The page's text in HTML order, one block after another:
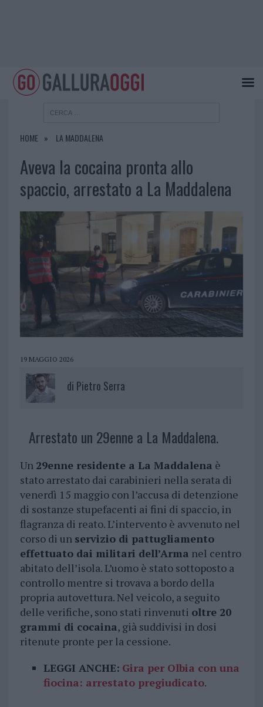
HOME LA MADDALENA
Aveva la cocaina pronta allo
spaccio, arrestato a La Maddalena
19 MAGGIO 2026
di Pietro Serra
Arrestato un 29enne a La Maddalena.
Un 29enne residente a La Maddalena è
stato arrestato dai carabinieri nella serata di
venerdì 15 maggio con l’accusa di detenzione
di sostanze stupefacenti ai fini di spaccio, in
flagranza di reato. L’intervento è avvenuto nel
corso di un servizio di pattugliamento
effettuato dai militari dell’Arma nel centro
abitato dell’isola. L’uomo è stato sottoposto a
controllo mentre si trovava a bordo della
propria autovettura. Nel veicolo, a seguito
delle verifiche, sono stati rinvenuti oltre 20
grammi di cocaina, già suddivisi in dosi
ritenute pronte per la cessione.
LEGGI ANCHE: Gira per Olbia con una
fiocina: arrestato pregiudicato.